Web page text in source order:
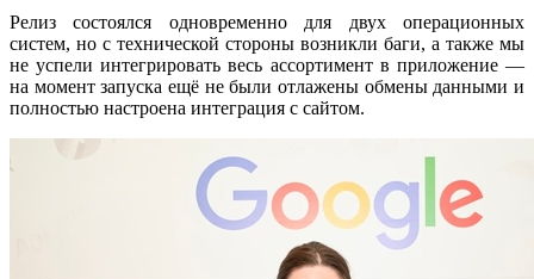
Релиз состоялся одновременно для двух операционных
систем, но с технической стороны возникли баги, а также мы
не успели интегрировать весь ассортимент в приложение —
на момент запуска ещё не были отлажены обмены данными и
полностью настроена интеграция с сайтом.